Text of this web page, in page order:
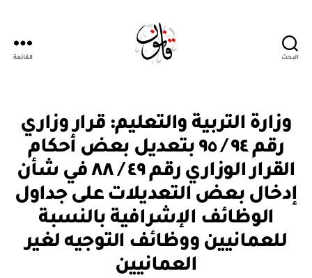
البحث القائمة
التصنيفات
ي
وزارة التربية والتعليم: قرار وزاري
رقم ٩٤ / ٩٥ بتعديل بعض أحكام
القرار الوزاري رقم ٤٩ / ٨٨ في شأن
إدخال بعض التعديلات على جداول
الوظائف الإشرافية بالنسبة
للعمانيين ووظائف التوجيه لغير
العمانيين
بو
س